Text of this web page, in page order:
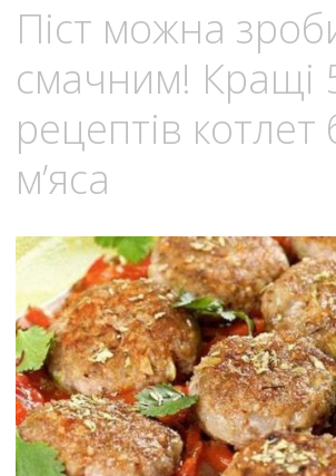
Піст можна
смачним! Кращі
рецептів котлет
м’яса